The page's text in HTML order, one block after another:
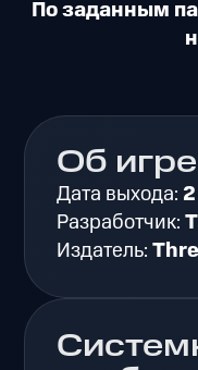
По заданным
Об игре
Дата выхода:
Разработчик:
Издатель: